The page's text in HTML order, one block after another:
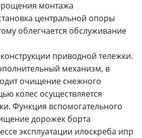
монтажа
центральной опоры
облегчается обслуживание
приводной тележки.
механизм, в
очищение снежного
колес осуществляется
Функция вспомогательного
дорожек борта
эксплуатации илоскреба ипр